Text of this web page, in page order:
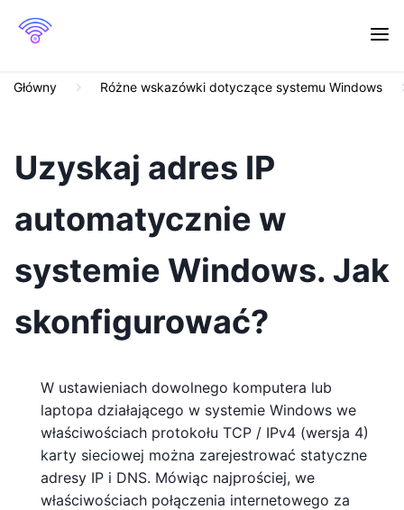
Główny Różne wskazówki dotyczące systemu Windows
Uzyskaj adres IP
automatycznie w
systemie Windows. Jak
skonfigurować?
W ustawieniach dowolnego komputera lub
laptopa działającego w systemie Windows we
właściwościach protokołu TCP / IPv4 (wersja 4)
karty sieciowej można zarejestrować statyczne
adresy IP i DNS. Mówiąc najprościej, we
właściwościach połączenia internetowego za